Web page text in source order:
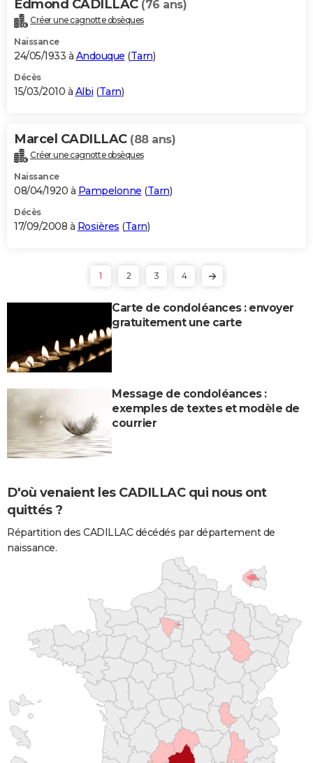
Edmond CADILLAC (76 ans)
Créer une cagnotte obsèques
Naissance
24/05/1933 à Andouque (Tarn)
Décès
15/03/2010 à Albi (Tarn)
Marcel CADILLAC (88 ans)
Créer une cagnotte obsèques
Naissance
08/04/1920 à Pampelonne (Tarn)
Décès
17/09/2008 à Rosières (Tarn)
1 2 3 4
Carte de condoléances : envoyer
gratuitement une carte
Message de condoléances :
exemples de textes et modèle de
courrier
D'où venaient les CADILLAC qui nous ont
quittés ?
Répartition des CADILLAC décédés par département de
naissance.